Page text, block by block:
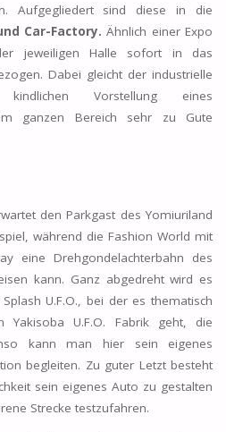
Aufgegliedert sind diese in die
Car-Factory. Ähnlich einer Expo
jeweiligen Halle sofort in das
Dabei gleicht der industrielle
Vorstellung eines
ganzen Bereich sehr zu Gute
den Parkgast des Yomiuriland
während die Fashion World mit
eine Drehgondelachterbahn des
kann. Ganz abgedreht wird es
U.F.O., bei der es thematisch
U.F.O. Fabrik geht, die
kann man hier sein eigenes
begleiten. Zu guter Letzt besteht
sein eigenes Auto zu gestalten
Strecke testzufahren.